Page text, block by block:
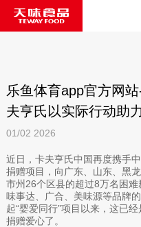
乐鱼体育app官方网
夫亨氏以实际行动助
01/02 2026
近日，卡夫亨氏中国再度携手
捐赠项目，向广东、山东、黑
市州26个区县的超过8万名困难
味事达、广合、美味源等品牌
起“婴爱同行”项目以来，这已
捐赠爱心了。